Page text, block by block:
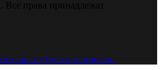
Все права принадлежат
прав. Ответственности.